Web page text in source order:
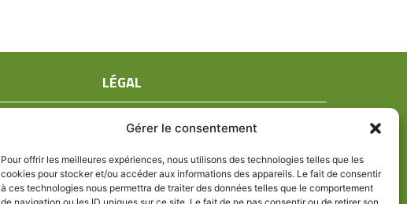
Gérer le consentement
Pour offrir les meilleures expériences, nous utilisons des technologies telles que les
cookies pour stocker et/ou accéder aux informations des appareils. Le fait de consentir
à ces technologies nous permettra de traiter des données telles que le comportement
LÉGAL
Mentions légales
Politique de confidentialité
Politique de cookies (UE)